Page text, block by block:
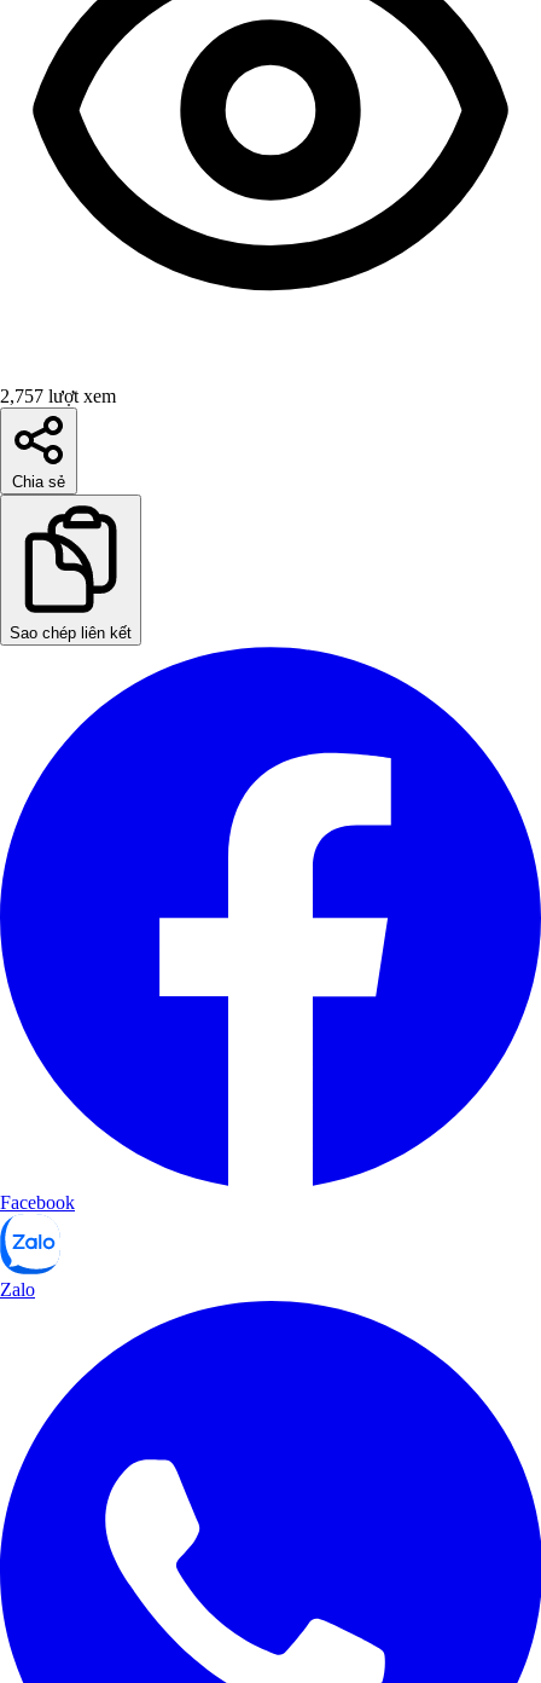
2,757 lượt xem
Chia sẻ
Sao chép liên kết
Facebook
Zalo